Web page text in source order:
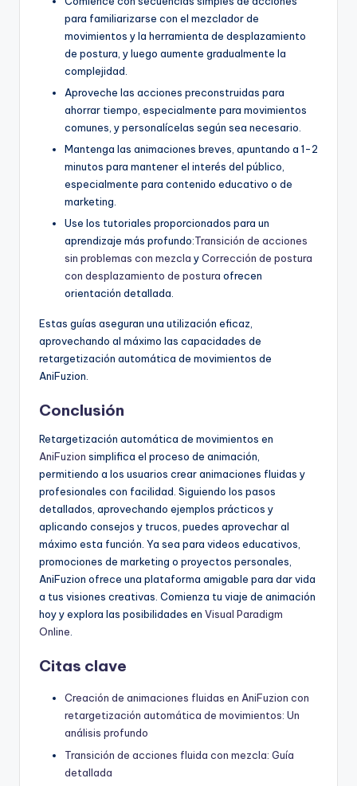
para familiarizarse con el mezclador de
movimientos y la herramienta de desplazamiento
de postura, y luego aumente gradualmente la
complejidad.
Aproveche las acciones preconstruidas para
ahorrar tiempo, especialmente para movimientos
comunes, y personalícelas según sea necesario.
Mantenga las animaciones breves, apuntando a 1-2
minutos para mantener el interés del público,
especialmente para contenido educativo o de
marketing.
Use los tutoriales proporcionados para un
aprendizaje más profundo:Transición de acciones
sin problemas con mezcla yCorrección de postura
con desplazamiento de postura ofrecen
orientación detallada.
Estas guías aseguran una utilización eficaz,
aprovechando al máximo las capacidades de
retargetización automática de movimientos de
AniFuzion.
Conclusión
Retargetización automática de movimientos en
AniFuzion simplifica el proceso de animación,
permitiendo a los usuarios crear animaciones fluidas y
profesionales con facilidad. Siguiendo los pasos
detallados, aprovechando ejemplos prácticos y
aplicando consejos y trucos, puedes aprovechar al
máximo esta función. Ya sea para videos educativos,
promociones de marketing o proyectos personales,
AniFuzion ofrece una plataforma amigable para dar vida
a tus visiones creativas. Comienza tu viaje de animación
hoy y explora las posibilidades en Visual Paradigm
Online.
Citas clave
Creación de animaciones fluidas en AniFuzion con
retargetización automática de movimientos: Un
análisis profundo
Transición de acciones fluida con mezcla: Guía
detallada